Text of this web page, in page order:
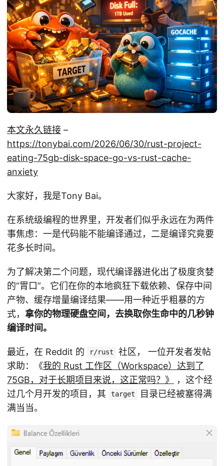
本文永久链接 –
https://tonybai.com/2026/06/30/rust-project-
eating-75gb-disk-space-go-vs-rust-cache-
anxiety
大家好，我是Tony Bai。
在系统级编程的世界里，开发者们似乎永远在为两件
事焦虑：一是代码能不能编译通过，二是编译究竟要
花多长时间。
为了解决第二个问题，现代编译器进化出了极度贪婪
的“胃口”。它们在你的本地疯狂下载依赖、保存中间
产物、缓存增量编译结果——用一种近乎粗暴的方
式， 拿你的物理硬盘空间，去换取你生命中的几秒钟
编译时间。
最近，在 Reddit 的 r/rust
社区， 一位开发者发帖
求助：《我的 Rust 工作区（Workspace）达到了
75GB，对于长期项目来说，这正常吗？》
，这个经
过几个月开发的项目，其
target
目录已经被塞得满
满当当。